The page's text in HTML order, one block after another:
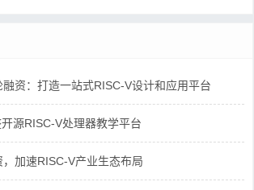
资：打造一站式RISC-V设计和应用平台
源RISC-V处理器教学平台
加速RISC-V产业生态布局